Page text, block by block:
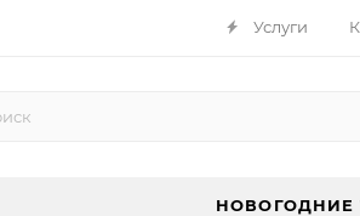
Услуги
НОВОГОДНИЕ